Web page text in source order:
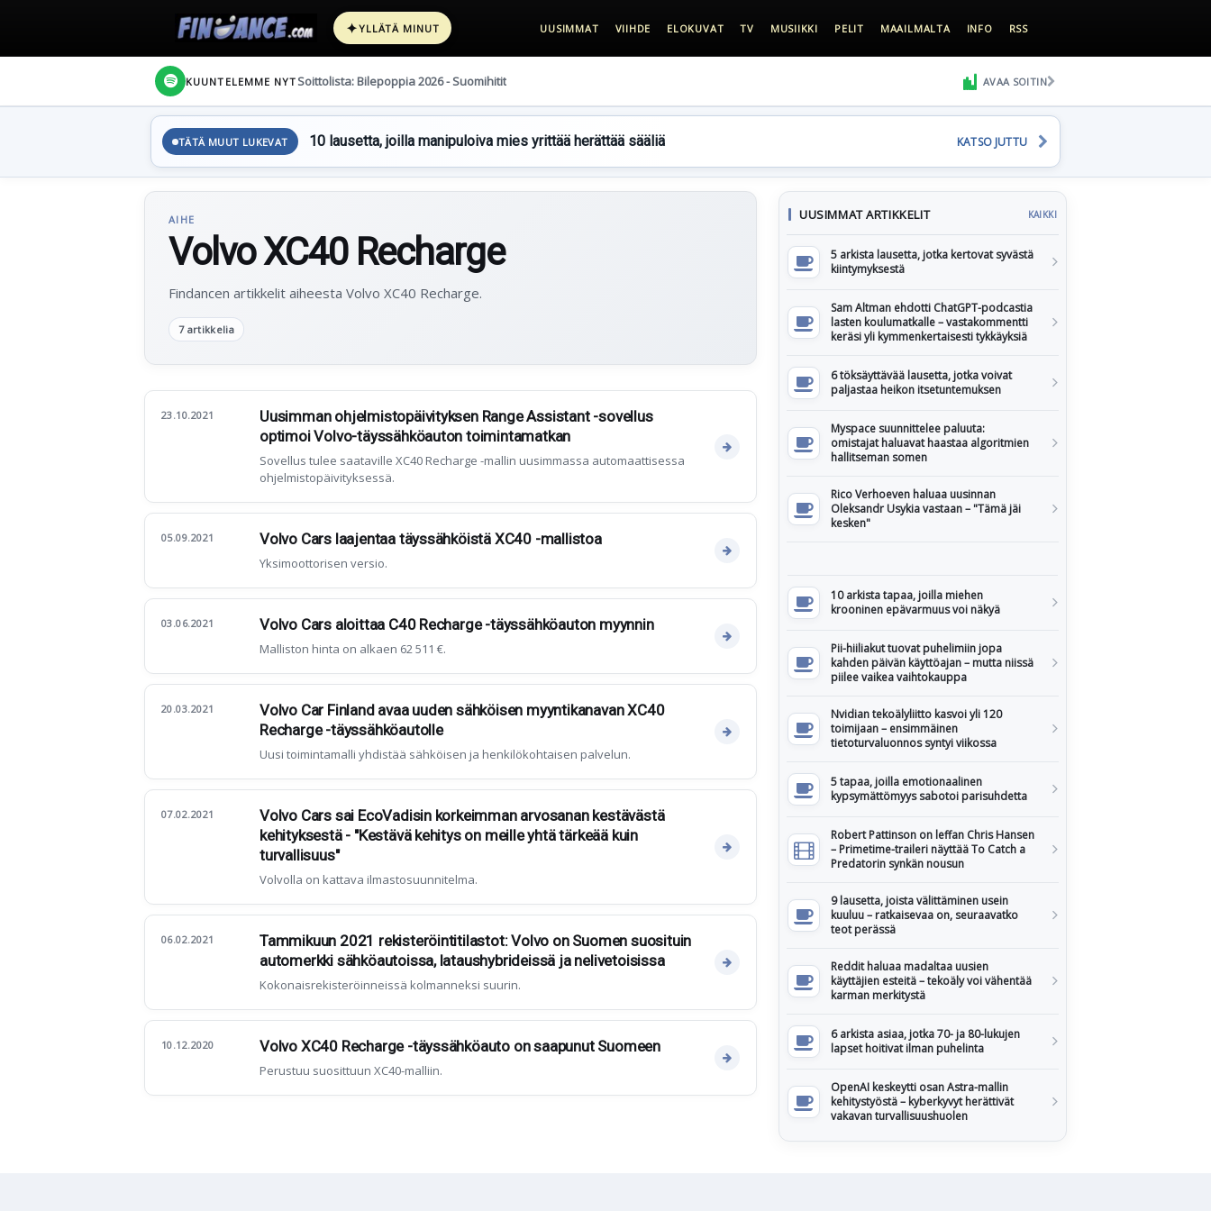
✦YLLÄTÄ MINUT UUSIMMAT VIIHDE ELOKUVAT TV MUSIIKKI PELIT MAAILMALTA INFO RSS
KUUNTELEMME NYT Soittolista: Bilepoppia 2026 - Suomihitit AVAA SOITIN
TÄTÄ MUUT LUKEVAT 10 lausetta, joilla manipuloiva mies yrittää herättää sääliä KATSO JUTTU
AIHE
Volvo XC40 Recharge
Findancen artikkelit aiheesta Volvo XC40 Recharge.
7 artikkelia
23.10.2021
Uusimman ohjelmistopäivityksen Range Assistant -sovellus
optimoi Volvo-täyssähköauton toimintamatkan
Sovellus tulee saataville XC40 Recharge -mallin uusimmassa automaattisessa
ohjelmistopäivityksessä.
05.09.2021 Volvo Cars laajentaa täyssähköistä XC40 -mallistoa
Yksimoottorisen versio.
03.06.2021 Volvo Cars aloittaa C40 Recharge -täyssähköauton myynnin
Malliston hinta on alkaen 62 511 €.
20.03.2021
Volvo Car Finland avaa uuden sähköisen myyntikanavan XC40
Recharge -täyssähköautolle
Uusi toimintamalli yhdistää sähköisen ja henkilökohtaisen palvelun.
07.02.2021
Volvo Cars sai EcoVadisin korkeimman arvosanan kestävästä
kehityksestä - "Kestävä kehitys on meille yhtä tärkeää kuin
turvallisuus"
Volvolla on kattava ilmastosuunnitelma.
06.02.2021
Tammikuun 2021 rekisteröintitilastot: Volvo on Suomen suosituin
automerkki sähköautoissa, lataushybrideissä ja nelivetoisissa
Kokonaisrekisteröinneissä kolmanneksi suurin.
10.12.2020 Volvo XC40 Recharge -täyssähköauto on saapunut Suomeen
Perustuu suosittuun XC40-malliin.
UUSIMMAT ARTIKKELIT KAIKKI
5 arkista lausetta, jotka kertovat syvästä
kiintymyksestä
Sam Altman ehdotti ChatGPT-podcastia
lasten koulumatkalle – vastakommentti
keräsi yli kymmenkertaisesti tykkäyksiä
6 töksäyttävää lausetta, jotka voivat
paljastaa heikon itsetuntemuksen
Myspace suunnittelee paluuta:
omistajat haluavat haastaa algoritmien
hallitseman somen
Rico Verhoeven haluaa uusinnan
Oleksandr Usykia vastaan – "Tämä jäi
kesken"
10 arkista tapaa, joilla miehen
krooninen epävarmuus voi näkyä
Pii-hiiliakut tuovat puhelimiin jopa
kahden päivän käyttöajan – mutta niissä
piilee vaikea vaihtokauppa
Nvidian tekoälyliitto kasvoi yli 120
toimijaan – ensimmäinen
tietoturvaluonnos syntyi viikossa
5 tapaa, joilla emotionaalinen
kypsymättömyys sabotoi parisuhdetta
Robert Pattinson on leffan Chris Hansen
– Primetime-traileri näyttää To Catch a
Predatorin synkän nousun
9 lausetta, joista välittäminen usein
kuuluu – ratkaisevaa on, seuraavatko
teot perässä
Reddit haluaa madaltaa uusien
käyttäjien esteitä – tekoäly voi vähentää
karman merkitystä
6 arkista asiaa, jotka 70- ja 80-lukujen
lapset hoitivat ilman puhelinta
OpenAI keskeytti osan Astra-mallin
kehitystyöstä – kyberkyvyt herättivät
vakavan turvallisuushuolen